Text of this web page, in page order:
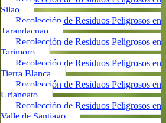
Silao
Recolección de Residuos Peligrosos en
Tarandacuao
Recolección de Residuos Peligrosos en
Tarimoro
Recolección de Residuos Peligrosos en
Tierra Blanca
Recolección de Residuos Peligrosos en
Uriangato
Recolección de Residuos Peligrosos en
Valle de Santiago